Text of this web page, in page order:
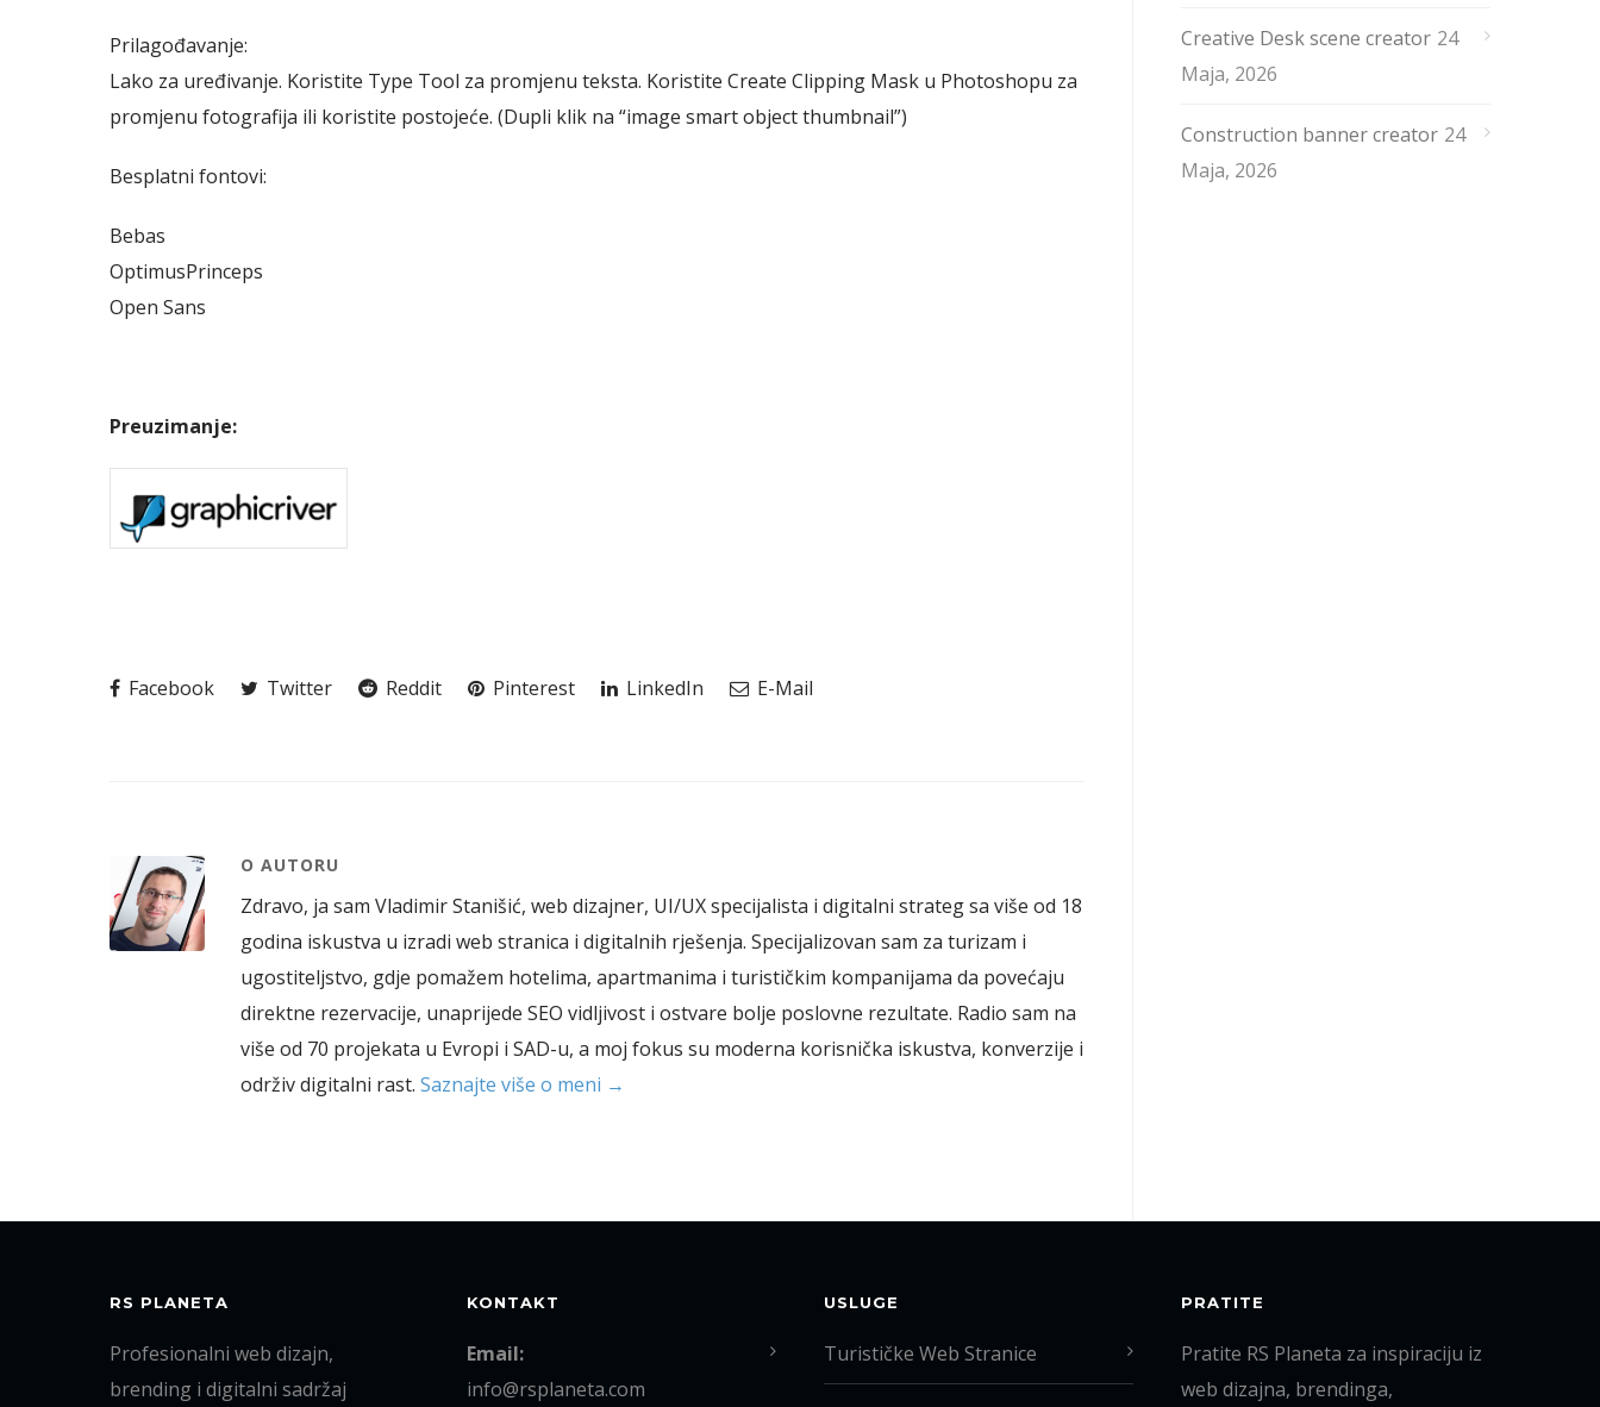
Prilagođavanje:
Lako za uređivanje. Koristite Type Tool za promjenu teksta. Koristite Create Clipping Mask u Photoshopu za
promjenu fotografija ili koristite postojeće. (Dupli klik na “image smart object thumbnail”)
Besplatni fontovi:
Bebas
OptimusPrinceps
Open Sans
Preuzimanje:
Facebook Twitter Reddit Pinterest LinkedIn E-Mail
O AUTORU
Zdravo, ja sam Vladimir Stanišić, web dizajner, UI/UX specijalista i digitalni strateg sa više od 18
godina iskustva u izradi web stranica i digitalnih rješenja. Specijalizovan sam za turizam i
ugostiteljstvo, gdje pomažem hotelima, apartmanima i turističkim kompanijama da povećaju
direktne rezervacije, unaprijede SEO vidljivost i ostvare bolje poslovne rezultate. Radio sam na
više od 70 projekata u Evropi i SAD-u, a moj fokus su moderna korisnička iskustva, konverzije i
održiv digitalni rast. Saznajte više o meni →
Creative Desk scene creator 24
Maja, 2026
Construction banner creator 24
Maja, 2026
RS PLANETA
Profesionalni web dizajn,
brending i digitalni sadržaj
KONTAKT
Email:
info@rsplaneta.com
USLUGE
Turističke Web Stranice
PRATITE
Pratite RS Planeta za inspiraciju iz
web dizajna, brendinga,